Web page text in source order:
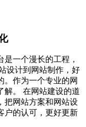
一个漫长的工程，
设计到网站制作，好
。作为一个专业的网
解。 在网站建设的道
把网站方案和网站设
户的认可，更好更新